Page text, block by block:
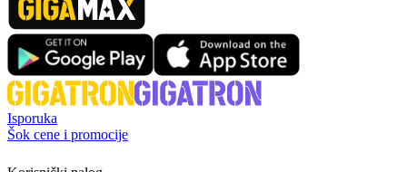
Isporuka
Šok cene i promocije